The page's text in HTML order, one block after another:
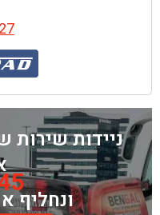
ניידות שירות
45
ונחליף